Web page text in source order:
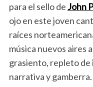
para el sello de John
ojo en este joven
raíces
música nuevos aires
grasiento, repleto de
narrativa y gamberra.